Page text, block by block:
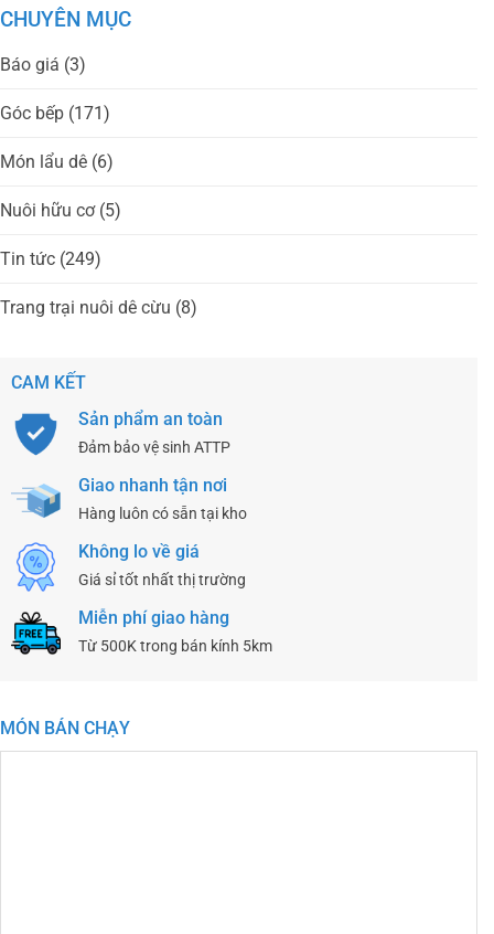
CHUYÊN MỤC
Báo giá (3)
Góc bếp (171)
Món lẩu dê (6)
Nuôi hữu cơ(5)
Tin tức (249)
Trang trại nuôi dê cừu (8)
CAM KẾT
Sản phẩm an toàn
Đảm bảo vệ sinh ATTP
Giao nhanh tận nơi
Hàng luôn có sẵn tại kho
Không lo về giá
Giá sỉ tốt nhất thị trường
Miễn phí giao hàng
Từ 500K trong bán kính 5km
MÓN BÁN CHẠY